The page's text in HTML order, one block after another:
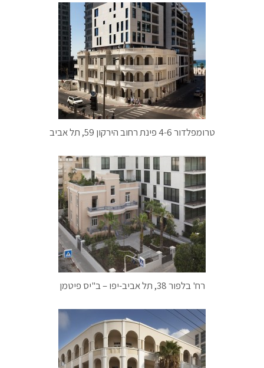
טרומפלדור 4-6 פינת רחוב הירקון 59, תל אביב
רח' בלפור 38, תל אביב-יפו – ב"יס פיטמן